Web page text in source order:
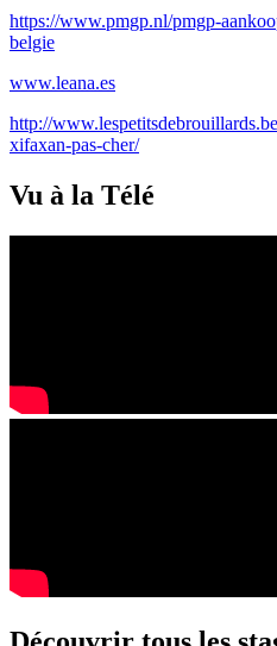
https://www.pmgp.nl/pmgp-
belgie
www.leana.es
http://
xifaxan-pas-cher/
Vu à la Télé